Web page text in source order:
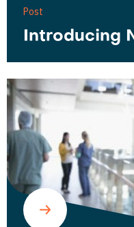
Post
Introducing